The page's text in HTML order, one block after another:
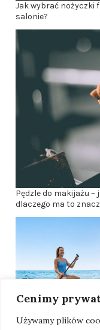
Cenimy
Używamy plików
Jak wybrać nożyczki
salonie?
Pędzle do makijażu
dlaczego ma to